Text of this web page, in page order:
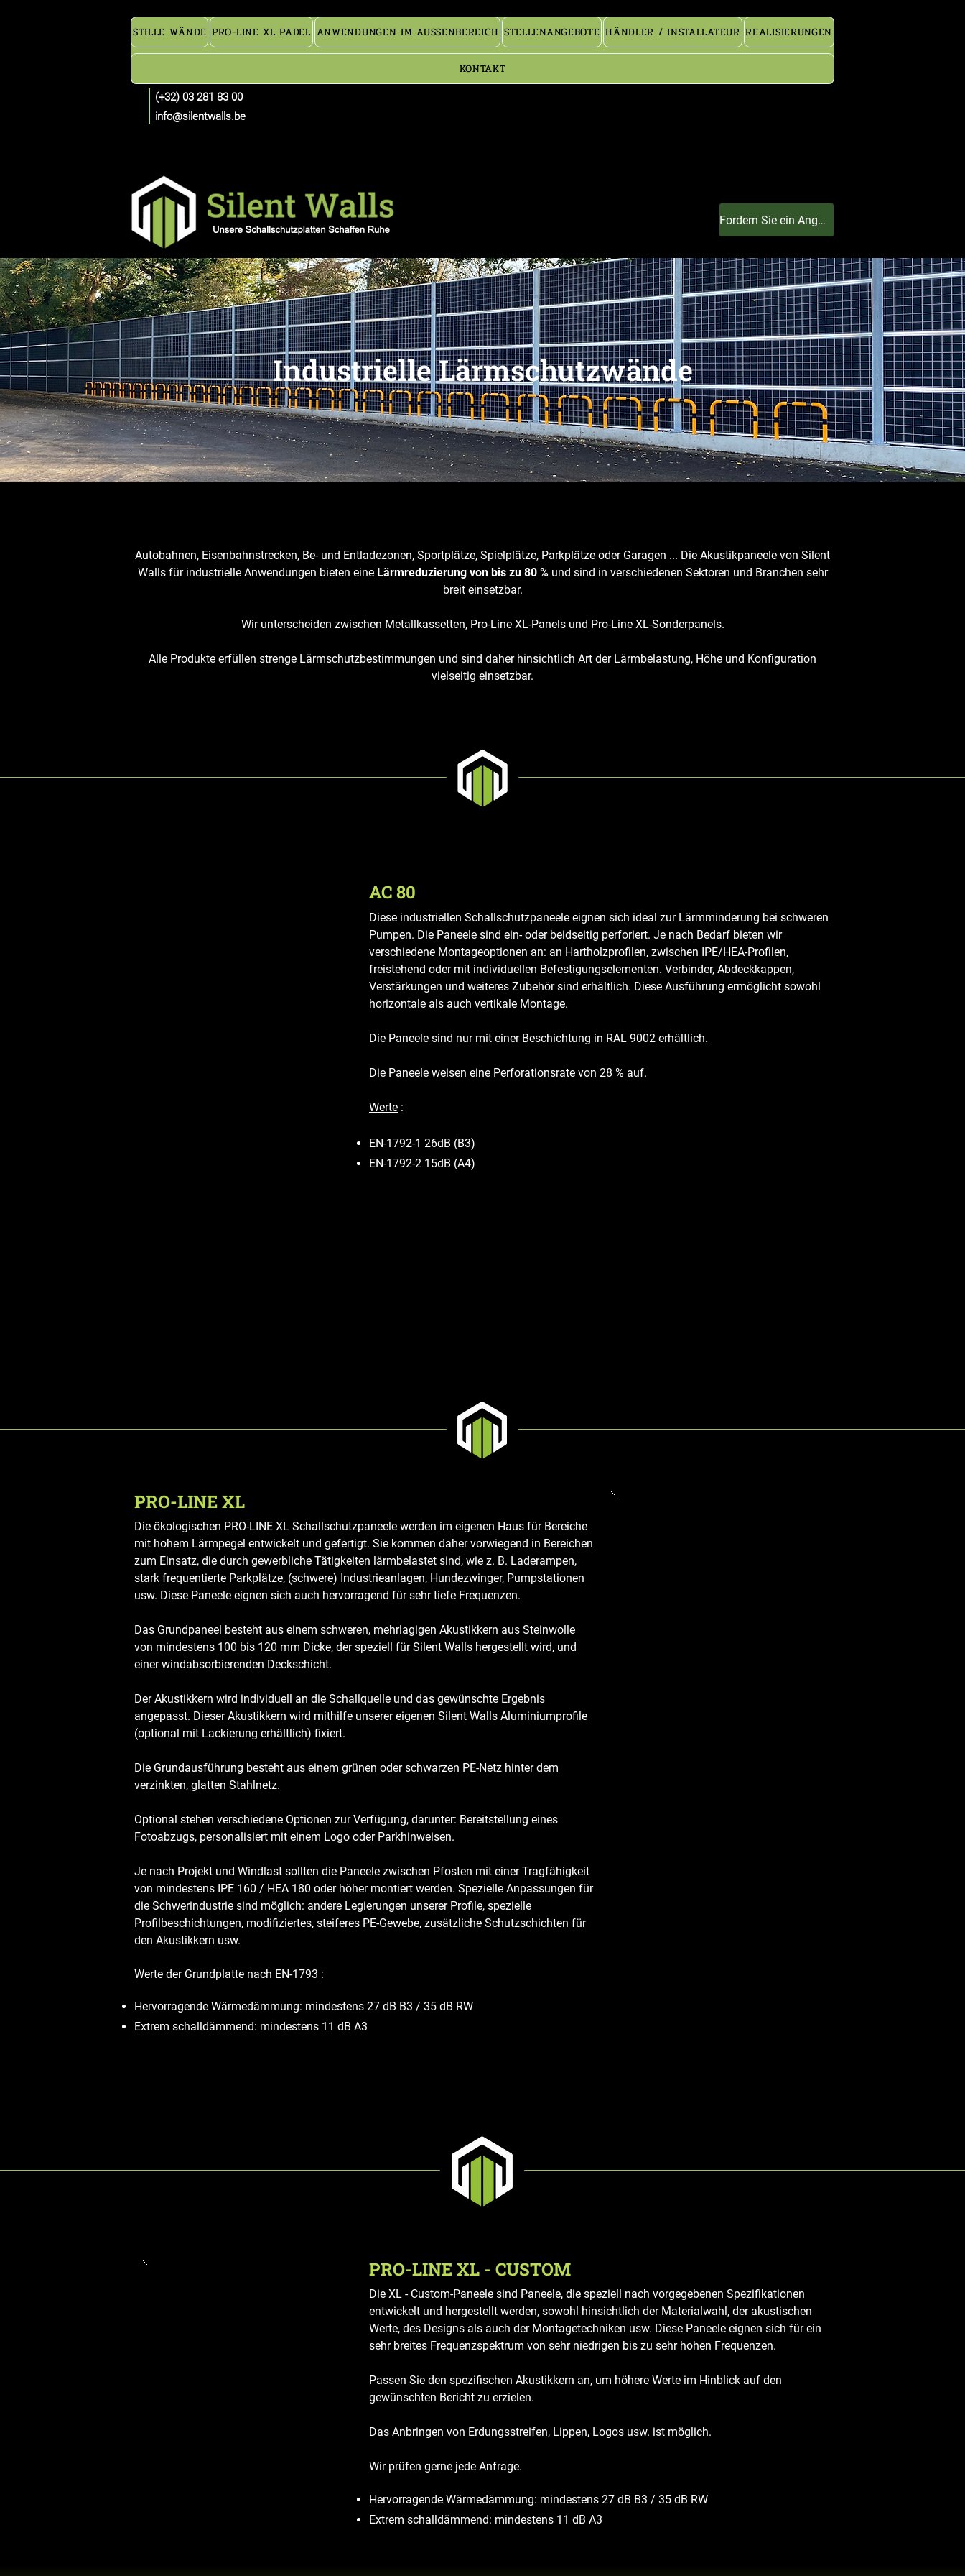
STILLE WÄNDE PRO-LINE XL PADEL ANWENDUNGEN IM AUSSENBEREICH STELLENANGEBOTE HÄNDLER / INSTALLATEUR REALISIERUNGEN
KONTAKT
info@silentwalls.be
(+32) 03 281 83 00
Fordern Sie ein Angebot an
Industrielle Lärmschutzwände
Autobahnen, Eisenbahnstrecken, Be- und Entladezonen, Sportplätze, Spielplätze, Parkplätze oder Garagen ... Die Akustikpaneele von Silent
Walls für industrielle Anwendungen bieten eine Lärmreduzierung von bis zu 80 %und sind in verschiedenen Sektoren und Branchen sehr
breit einsetzbar.
Wir unterscheiden zwischen Metallkassetten, Pro-Line XL-Panels und Pro-Line XL-Sonderpanels.
Alle Produkte erfüllen strenge Lärmschutzbestimmungen und sind daher hinsichtlich Art der Lärmbelastung, Höhe und Konfiguration
vielseitig einsetzbar.
AC 80
Diese industriellen Schallschutzpaneele eignen sich ideal zur Lärmminderung bei schweren
Pumpen. Die Paneele sind ein- oder beidseitig perforiert. Je nach Bedarf bieten wir
verschiedene Montageoptionen an: an Hartholzprofilen, zwischen IPE/HEA-Profilen,
freistehend oder mit individuellen Befestigungselementen. Verbinder, Abdeckkappen,
Verstärkungen und weiteres Zubehör sind erhältlich. Diese Ausführung ermöglicht sowohl
horizontale als auch vertikale Montage.
Die Paneele sind nur mit einer Beschichtung in RAL 9002 erhältlich.
Die Paneele weisen eine Perforationsrate von 28 % auf.
Werte :
EN-1792-1 26dB (B3)
EN-1792-2 15dB (A4)
PRO-LINE XL
Die ökologischen PRO-LINE XL Schallschutzpaneele werden im eigenen Haus für Bereiche
mit hohem Lärmpegel entwickelt und gefertigt. Sie kommen daher vorwiegend in Bereichen
zum Einsatz, die durch gewerbliche Tätigkeiten lärmbelastet sind, wie z. B. Laderampen,
stark frequentierte Parkplätze, (schwere) Industrieanlagen, Hundezwinger, Pumpstationen
usw. Diese Paneele eignen sich auch hervorragend für sehr tiefe Frequenzen.
Das Grundpaneel besteht aus einem schweren, mehrlagigen Akustikkern aus Steinwolle
von mindestens 100 bis 120 mm Dicke, der speziell für Silent Walls hergestellt wird, und
einer windabsorbierenden Deckschicht.
Der Akustikkern wird individuell an die Schallquelle und das gewünschte Ergebnis
angepasst. Dieser Akustikkern wird mithilfe unserer eigenen Silent Walls Aluminiumprofile
(optional mit Lackierung erhältlich) fixiert.
Die Grundausführung besteht aus einem grünen oder schwarzen PE-Netz hinter dem
verzinkten, glatten Stahlnetz.
Optional stehen verschiedene Optionen zur Verfügung, darunter: Bereitstellung eines
Fotoabzugs, personalisiert mit einem Logo oder Parkhinweisen.
Je nach Projekt und Windlast sollten die Paneele zwischen Pfosten mit einer Tragfähigkeit
von mindestens IPE 160 / HEA 180 oder höher montiert werden. Spezielle Anpassungen für
die Schwerindustrie sind möglich: andere Legierungen unserer Profile, spezielle
Profilbeschichtungen, modifiziertes, steiferes PE-Gewebe, zusätzliche Schutzschichten für
den Akustikkern usw.
Werte der Grundplatte nach EN-1793 :
Hervorragende Wärmedämmung: mindestens 27 dB B3 / 35 dB RW
Extrem schalldämmend: mindestens 11 dB A3
PRO-LINE XL - CUSTOM
Die XL - Custom-Paneele sind Paneele, die speziell nach vorgegebenen Spezifikationen
entwickelt und hergestellt werden, sowohl hinsichtlich der Materialwahl, der akustischen
Werte, des Designs als auch der Montagetechniken usw. Diese Paneele eignen sich für ein
sehr breites Frequenzspektrum von sehr niedrigen bis zu sehr hohen Frequenzen.
Passen Sie den spezifischen Akustikkern an, um höhere Werte im Hinblick auf den
gewünschten Bericht zu erzielen.
Das Anbringen von Erdungsstreifen, Lippen, Logos usw. ist möglich.
Wir prüfen gerne jede Anfrage.
Hervorragende Wärmedämmung: mindestens 27 dB B3 / 35 dB RW
Extrem schalldämmend: mindestens 11 dB A3